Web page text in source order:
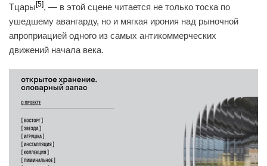
Тцары[5], — в этой сцене читается не только тоска по
ушедшему авангарду, но и мягкая ирония над рыночной
апроприацией одного из самых антикоммерческих
движений начала века.